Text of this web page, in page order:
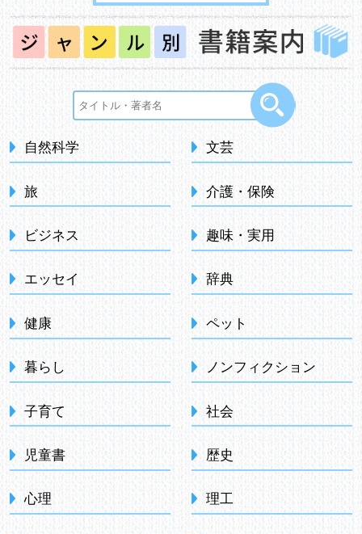
自然科学
旅
ビジネス
エッセイ
健康
暮らし
子育て
児童書
心理
文芸
介護・保険
趣味・実用
辞典
ペット
ノンフィクション
社会
歴史
理工